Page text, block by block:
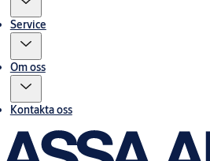
Service
Om oss
Kontakta oss